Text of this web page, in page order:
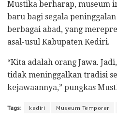
Mustika berharap, museum
baru bagi segala
berbagai abad, yang
asal-usul Kabupaten Kediri.
“Kita adalah orang Jawa.
tidak meninggalkan tradisi
kejawaannya,” pungkas
Tags: kediri Museum Temporer